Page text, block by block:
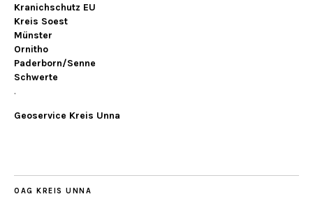
Kranichschutz EU
Kreis Soest
Münster
Ornitho
Paderborn/Senne
Schwerte
.
Geoservice Kreis Unna
OAG KREIS UNNA